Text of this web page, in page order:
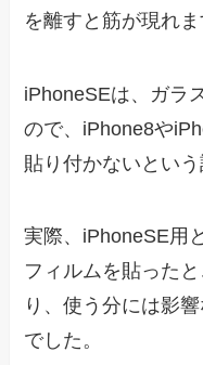
を離すと筋が現れま
iPhoneSEは、ガラ
ので、iPhone8や
貼り付かないとい
実際、iPhoneSE用
フィルムを貼った
り、使う分には影
でした。